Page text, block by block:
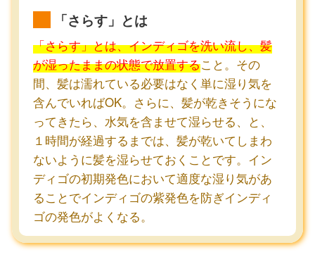
「さらす」とは
「さらす」とは、インディゴを洗い流し、髪
が湿ったままの状態で放置すること。その
間、髪は濡れている必要はなく単に湿り気を
含んでいればOK。さらに、髪が乾きそうにな
ってきたら、水気を含ませて湿らせる、と、
１時間が経過するまでは、髪が乾いてしまわ
ないように髪を湿らせておくことです。イン
ディゴの初期発色において適度な湿り気があ
ることでインディゴの紫発色を防ぎインディ
ゴの発色がよくなる。